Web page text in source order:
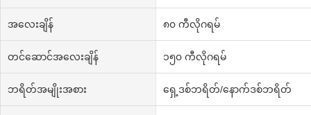
အလေးချိန် ၈၀ ကီလိုဂရမ်
တင်ဆောင်အလေးချိန် ၁၅၀ ကီလိုဂရမ်
ဘရိတ်အမျိုးအစား ရှေ့ဒစ်ဘရိတ်/နောက်ဒစ်ဘရိတ်